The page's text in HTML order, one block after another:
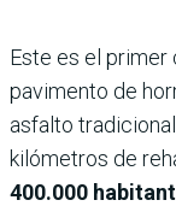
Este es el
pavimento de
asfalto
kilómetros de
400.000